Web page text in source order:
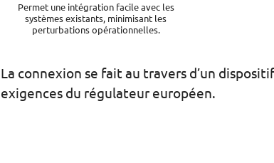
Permet une intégration facile avec les
systèmes existants, minimisant les
perturbations opérationnelles.
La connexion se fait au travers d’un
exigences du régulateur européen.